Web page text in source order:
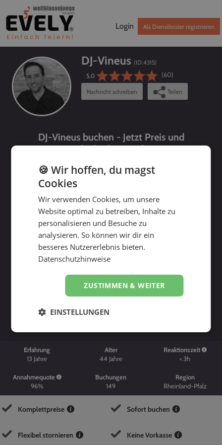
Login Als Dienstleister registrieren
DJ-Vineus (ID:4315)
5,0
(60)
Nachricht schreiben Teilen
DJ-Vineus buchen - Jetzt Preis und
Verfügbarkeit prüfen!
bis
Erfahrung
13 Jahre
Alter
44 Jahre
Reaktionszeit
< 3h
Annahmequote
96%
Buchungen
149
Region
Rheinland-Pfalz
Komplettpreise Sofort buchen
Flexibel stornieren Keine Vorkasse
🍪 Wir hoffen, du magst
Cookies
Wir verwenden Cookies, um unsere
Website optimal zu betreiben, Inhalte zu
personalisieren und Besuche zu
analysieren. So können wir dir ein
besseres Nutzererlebnis bieten.
Datenschutzhinweise
ZUSTIMMEN & WEITER
EINSTELLUNGEN